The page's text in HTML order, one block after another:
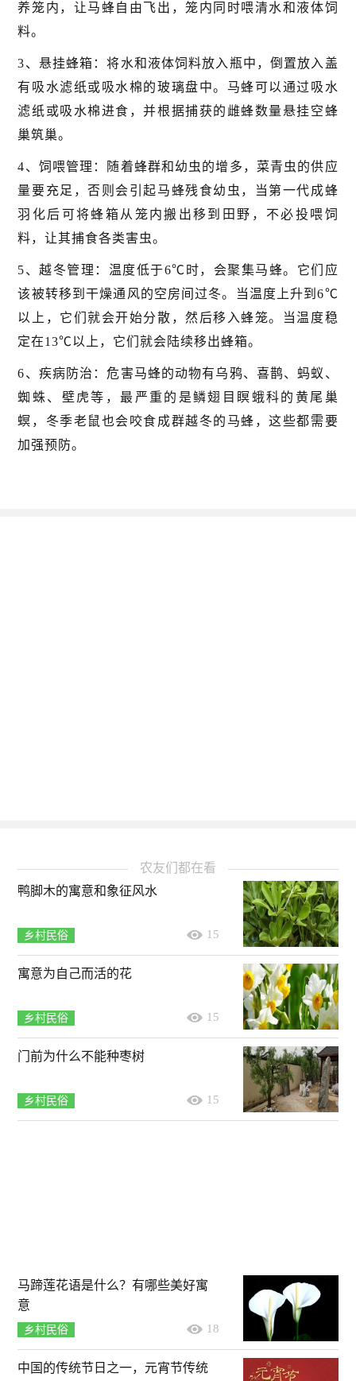
养笼内，让马蜂自由飞出，笼内同时喂清水和液体饲
料。
3、悬挂蜂箱：将水和液体饲料放入瓶中，倒置放入盖
有吸水滤纸或吸水棉的玻璃盘中。马蜂可以通过吸水
滤纸或吸水棉进食，并根据捕获的雌蜂数量悬挂空蜂
巢筑巢。
4、饲喂管理：随着蜂群和幼虫的增多，菜青虫的供应
量要充足，否则会引起马蜂残食幼虫，当第一代成蜂
羽化后可将蜂箱从笼内搬出移到田野，不必投喂饲
料，让其捕食各类害虫。
5、越冬管理：温度低于6℃时，会聚集马蜂。它们应
该被转移到干燥通风的空房间过冬。当温度上升到6℃
以上，它们就会开始分散，然后移入蜂笼。当温度稳
定在13℃以上，它们就会陆续移出蜂箱。
6、疾病防治：危害马蜂的动物有乌鸦、喜鹊、蚂蚁、
蜘蛛、壁虎等，最严重的是鳞翅目瞑蛾科的黄尾巢
螟，冬季老鼠也会咬食成群越冬的马蜂，这些都需要
加强预防。
农友们都在看
鸭脚木的寓意和象征风水
乡村民俗 15
寓意为自己而活的花
乡村民俗 15
门前为什么不能种枣树
乡村民俗 15
马蹄莲花语是什么？有哪些美好寓
意
乡村民俗 18
中国的传统节日之一，元宵节传统